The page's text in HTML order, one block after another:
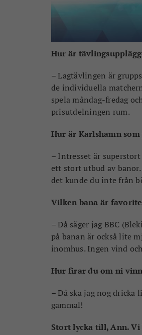
Hur är
– Lagtävlingen är
de individuella
spela måndag-fredag
prisutdelningen rum.
Hur är Karlshamn
– Intresset är
ett stort utbud av
det kunde du inte från
Vilken bana är
– Då säger jag BBC
på banan är också lite
inomhus. Ingen vind
Hur firar du om ni
– Då ska jag nog dricka
gammal!
Stort lycka till, Ann.